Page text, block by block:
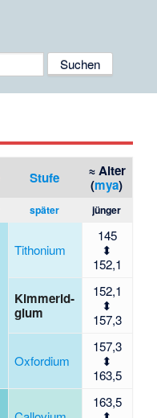
Stufe
≈ Alter
(mya)
später jünger
Titho­nium
145
⬍
152,1
Kimmerid­
gium
152,1
⬍
157,3
Oxfor­dium
157,3
⬍
163,5
163,5